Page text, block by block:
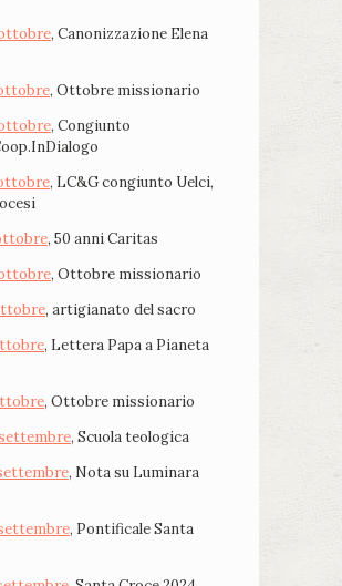
, Canonizzazione Elena
, Ottobre missionario
, Congiunto
, LC&G congiunto Uelci,
, 50 anni Caritas
, Ottobre missionario
, artigianato del sacro
, Lettera Papa a Pianeta
, Ottobre missionario
, Scuola teologica
, Nota su Luminara
, Pontificale Santa